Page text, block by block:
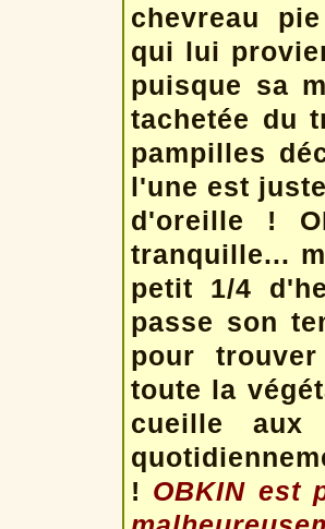
chevreau
qui lui
puisque sa
tachetée du
pampilles
l'une est
d'oreille !
tranquille...
petit 1/4
passe son
pour
toute la
cueille aux
! OBKIN est